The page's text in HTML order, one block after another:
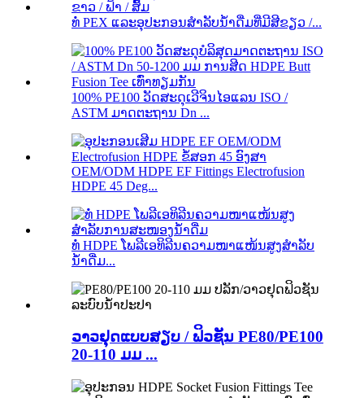
ທໍ່ PEX ແລະອຸປະກອນສຳລັບນ້ຳດື່ມທີ່ມີສີຂຽວ /...
100% PE100 ວັດສະດຸເວີຈິນໄອແລນ ISO /
ASTM ມາດຕະຖານ Dn ...
OEM/ODM HDPE EF Fittings Electrofusion
HDPE 45 Deg...
ທໍ່ HDPE ໂພລີເອທິລີນຄວາມໜາແໜ້ນສູງສຳລັບ
ນ້ຳດື່ມ...
ວາວຢຸດແບບສຽບ / ຟິວຊັນ PE80/PE100
20-110 ມມ ...